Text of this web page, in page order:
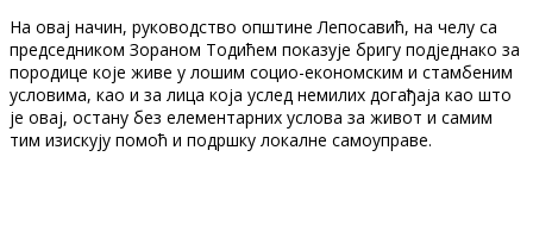
На овај начин, руководство општине Лепосавић, на челу са
председником Зораном Тодићем показује бригу подједнако за
породице које живе у лошим социо-економским и стамбеним
условима, као и за лица која услед немилих догађаја као што
је овај, остану без елементарних услова за живот и самим
тим изискују помоћ и подршку локалне самоуправе.